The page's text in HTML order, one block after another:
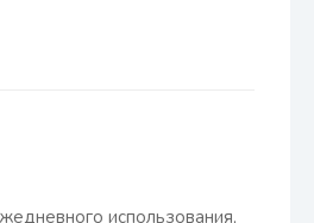
использования,